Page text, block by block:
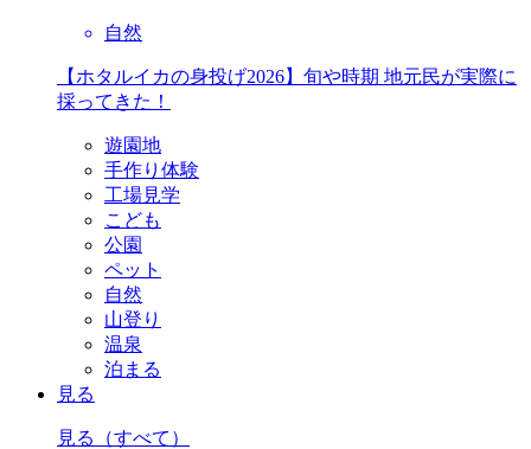
自然
【ホタルイカの身投げ2026】旬や時期 地元民が実際に
採ってきた！
遊園地
手作り体験
工場見学
こども
公園
ペット
自然
山登り
温泉
泊まる
見る
見る （すべて）